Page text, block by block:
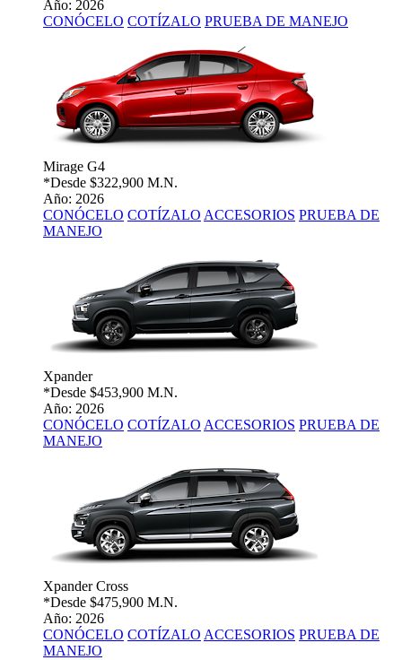
Año: 2026
CONÓCELO COTÍZALO PRUEBA DE MANEJO
Mirage G4
*Desde $322,900 M.N.
Año: 2026
CONÓCELO COTÍZALO ACCESORIOS PRUEBA DE
MANEJO
Xpander
*Desde $453,900 M.N.
Año: 2026
CONÓCELO COTÍZALO ACCESORIOS PRUEBA DE
MANEJO
Xpander Cross
*Desde $475,900 M.N.
Año: 2026
CONÓCELO COTÍZALO ACCESORIOS PRUEBA DE
MANEJO